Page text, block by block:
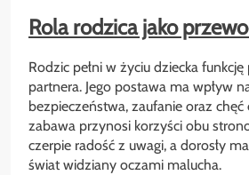
Rola rodzica jako
Rodzic pełni w życiu dziecka
partnera. Jego postawa ma wpływ
bezpieczeństwa, zaufanie oraz
zabawa przynosi korzyści obu
czerpie radość z uwagi, a dorosły
świat widziany oczami malucha.